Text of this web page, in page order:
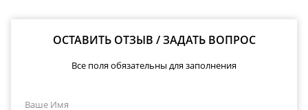
ОСТАВИТЬ ОТЗЫВ / ЗАДАТЬ ВОПРОС
Все поля обязательны для заполнения
Ваше Имя